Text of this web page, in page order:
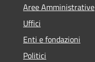
Aree Amministrative
Uffici
Enti e fondazioni
Politici